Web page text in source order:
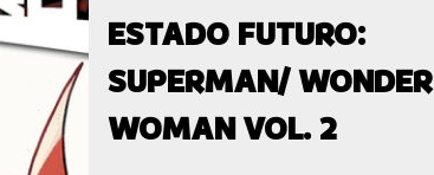
ESTADO FUTURO:
SUPERMAN/ WONDER
WOMAN VOL. 2